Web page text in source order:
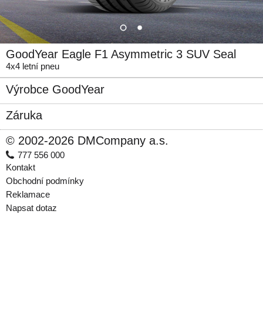
GoodYear Eagle F1 Asymmetric 3 SUV Seal
4x4 letní pneu
Výrobce GoodYear
Záruka
© 2002-2026 DMCompany a.s.
777 556 000
Kontakt
Obchodní podmínky
Reklamace
Napsat dotaz